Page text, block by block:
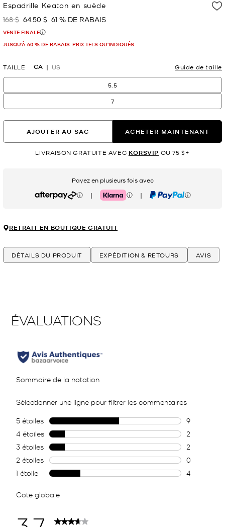
Espadrille Keaton en suède
était
168 $ maintenant
64.50 $ 61 % DE RABAIS
VENTE FINALE
JUSQU’À 60 % DE RABAIS. PRIX TELS QU'INDIQUÉS
TAILLE CA US Guide de taille
5.5
7
AJOUTER AU SAC ACHETER MAINTENANT
LIVRAISON GRATUITE AVEC KORSVIP OU 75 $+
Payez en plusieurs fois avec
Afterpay | Klarna | PayPal
RETRAIT EN BOUTIQUE GRATUIT
DÉTAILS DU PRODUIT EXPÉDITION & RETOURS AVIS